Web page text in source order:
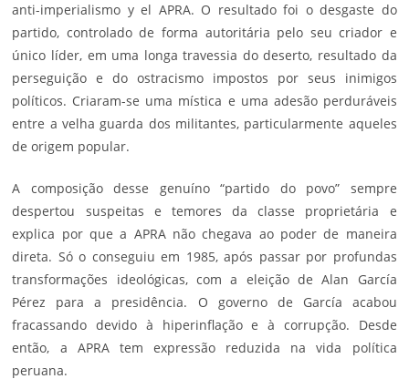
anti-imperialismo y el APRA. O resultado foi o desgaste do
partido, controlado de forma autoritária pelo seu criador e
único líder, em uma longa travessia do deserto, resultado da
perseguição e do ostracismo impostos por seus inimigos
políticos. Criaram-se uma mística e uma adesão perduráveis
entre a velha guarda dos militantes, particularmente aqueles
de origem popular.
A composição desse genuíno “partido do povo” sempre
despertou suspeitas e temores da classe proprietária e
explica por que a APRA não chegava ao poder de maneira
direta. Só o conseguiu em 1985, após passar por profundas
transformações ideo­lógicas, com a eleição de Alan García
Pérez para a presidência. O governo de García acabou
fracassando devido à hiperinflação e à corrupção. Desde
então, a APRA tem expressão reduzida na vida política
peruana.